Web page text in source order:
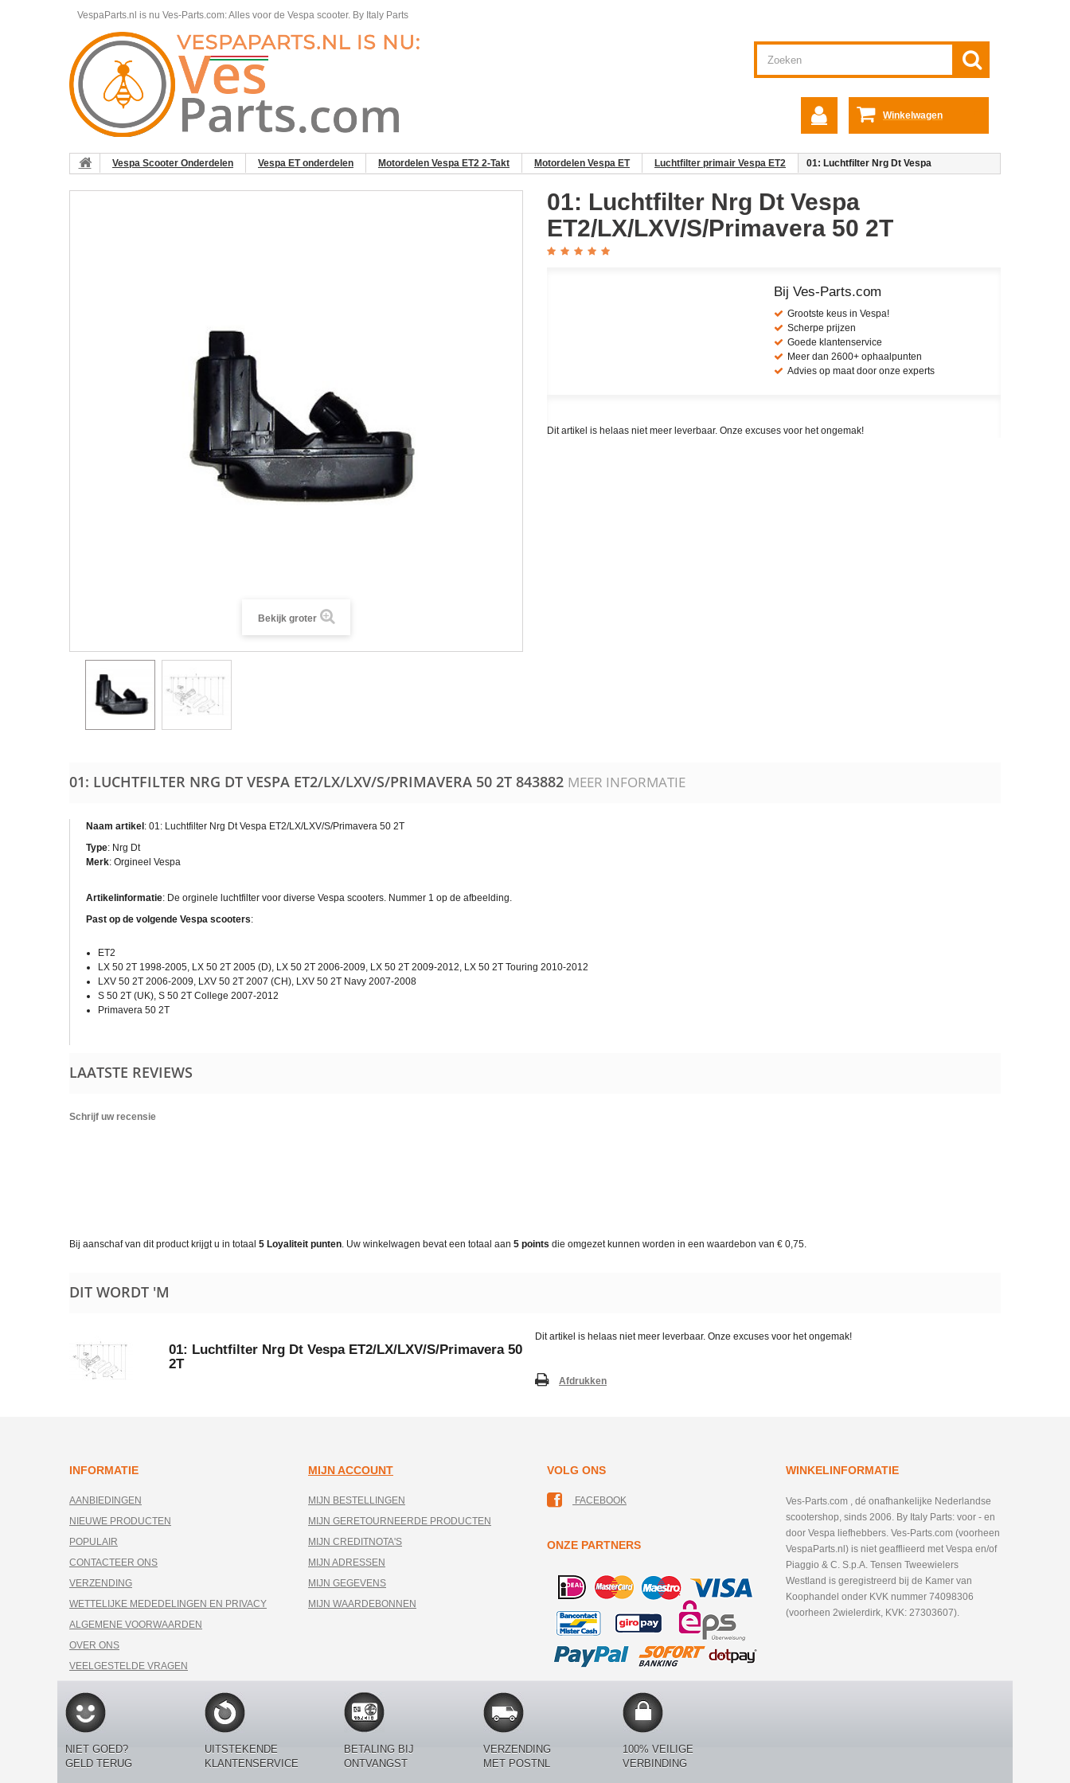
VespaParts.nl is nu Ves-Parts.com: Alles voor de Vespa scooter. By Italy Parts
Winkelwagen
Vespa Scooter Onderdelen Vespa ET onderdelen Motordelen Vespa ET2 2-Takt Motordelen Vespa ET Luchtfilter primair Vespa ET2
01: Luchtfilter Nrg Dt Vespa
Bekijk groter
01: Luchtfilter Nrg Dt Vespa
ET2/LX/LXV/S/Primavera 50 2T
Bij Ves-Parts.com
Grootste keus in Vespa!
Scherpe prijzen
Goede klantenservice
Meer dan 2600+ ophaalpunten
Advies op maat door onze experts
Dit artikel is helaas niet meer leverbaar. Onze excuses voor het ongemak!
01: LUCHTFILTER NRG DT VESPA ET2/LX/LXV/S/PRIMAVERA 50 2T 843882 MEER INFORMATIE
Naam artikel : 01: Luchtfilter Nrg Dt Vespa ET2/LX/LXV/S/Primavera 50 2T
Type: Nrg Dt
Merk: Orgineel Vespa
Artikelinformatie: De orginele luchtfilter voor diverse Vespa scooters. Nummer 1 op de afbeelding.
Past op de volgende Vespa scooters:
ET2
LX 50 2T 1998-2005, LX 50 2T 2005 (D), LX 50 2T 2006-2009, LX 50 2T 2009-2012, LX 50 2T Touring 2010-2012
LXV 50 2T 2006-2009, LXV 50 2T 2007 (CH), LXV 50 2T Navy 2007-2008
S 50 2T (UK), S 50 2T College 2007-2012
Primavera 50 2T
LAATSTE REVIEWS
Schrijf uw recensie
Bij aanschaf van dit product krijgt u in totaal 5 Loyaliteit punten. Uw winkelwagen bevat een totaal aan 5 points die omgezet kunnen worden in een waardebon van € 0,75.
DIT WORDT 'M
01: Luchtfilter Nrg Dt Vespa ET2/LX/LXV/S/Primavera 50
2T
Dit artikel is helaas niet meer leverbaar. Onze excuses voor het ongemak!
Afdrukken
INFORMATIE
AANBIEDINGEN
NIEUWE PRODUCTEN
POPULAIR
CONTACTEER ONS
VERZENDING
WETTELIJKE MEDEDELINGEN EN PRIVACY
ALGEMENE VOORWAARDEN
OVER ONS
VEELGESTELDE VRAGEN
MIJN ACCOUNT
MIJN BESTELLINGEN
MIJN GERETOURNEERDE PRODUCTEN
MIJN CREDITNOTA'S
MIJN ADRESSEN
MIJN GEGEVENS
MIJN WAARDEBONNEN
VOLG ONS
FACEBOOK
ONZE PARTNERS
WINKELINFORMATIE
Ves-Parts.com , dé onafhankelijke Nederlandse
scootershop, sinds 2006. By Italy Parts: voor - en
door Vespa liefhebbers. Ves-Parts.com (voorheen
VespaParts.nl) is niet geafflieerd met Vespa en/of
Piaggio & C. S.p.A. Tensen Tweewielers
Westland is geregistreerd bij de Kamer van
Koophandel onder KVK nummer 74098306
(voorheen 2wielerdirk, KVK: 27303607).
NIET GOED?
GELD TERUG
UITSTEKENDE
KLANTENSERVICE
BETALING BIJ
ONTVANGST
VERZENDING
MET POSTNL
100% VEILIGE
VERBINDING